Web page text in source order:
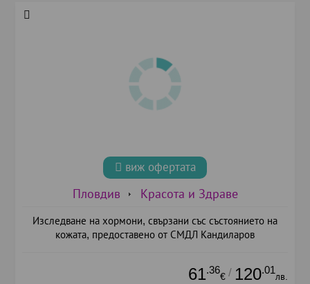
виж офертата
Пловдив Красота и Здраве
Изследване на хормони, свързани със състоянието на
кожата, предоставено от СМДЛ Кандиларов
61.36
€ / 120.01
лв.